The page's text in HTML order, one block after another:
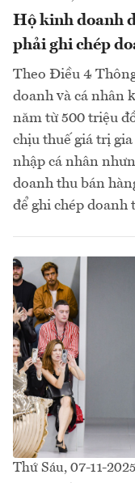
Hộ kinh doanh
phải ghi chép
Theo Điều 4
doanh và cá nhân
năm từ 500 triệu
chịu thuế giá trị
nhập cá nhân
doanh thu bán
để ghi chép doanh
Thứ Sáu, 07-11-2025